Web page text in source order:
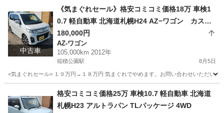
稲積公園駅 ミライース 預かり金
中古車
《気まぐれセール》格安コミコミ価格18万 車検1
0.7 軽自動車 北海道札幌H24 AZ−ワゴン カスタ
ムスタイルXT 4WD
180,000円
AZ-ワゴン
105,000km 2012年
稲積公園駅 8月5日
<気まぐれセール> １９万円→１８万円 気まぐれでやめます。お問い合わせいただい
稲積公園駅 AZ-ワゴン ワゴン
格安コミコミ価格25万 車検10.7 軽自動車 北海道
札幌H23 アルトラパン TLパッケージ 4WD